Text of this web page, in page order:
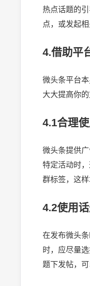
热点话题的
点，或发起
4.借助平
微头条平台
大大提高你
4.1合理
微头条提供
特定活动时
群标签，这
4.2使用
在发布微头
时，应尽量
题下发帖，可